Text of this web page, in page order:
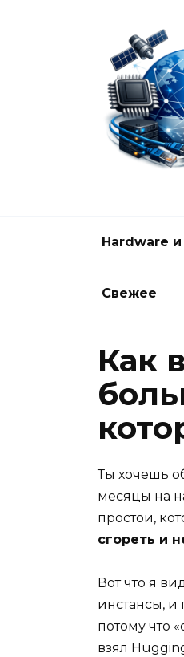
Hardware
Свежее
Как
Ты хочешь
месяцы на
простои,
сгореть и
Вот что я
инстансы, и
потому что
взял